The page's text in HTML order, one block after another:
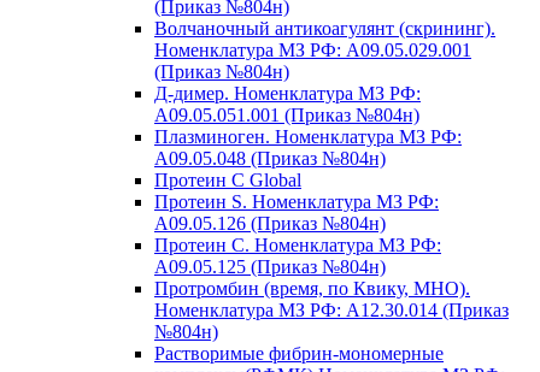
(Приказ №804н)
Волчаночный антикоагулянт (скрининг).
Номенклатура МЗ РФ: A09.05.029.001
(Приказ №804н)
Д-димер. Номенклатура МЗ РФ:
A09.05.051.001 (Приказ №804н)
Плазминоген. Номенклатура МЗ РФ:
A09.05.048 (Приказ №804н)
Протеин C Global
Протеин S. Номенклатура МЗ РФ:
A09.05.126 (Приказ №804н)
Протеин С. Номенклатура МЗ РФ:
A09.05.125 (Приказ №804н)
Протромбин (время, по Квику, МНО).
Номенклатура МЗ РФ: A12.30.014 (Приказ
№804н)
Растворимые фибрин-мономерные